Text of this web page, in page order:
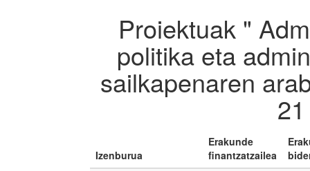
Proiektuak "
politika eta
sailkapenaren
Izenburua
Erakunde
finantzatzailea